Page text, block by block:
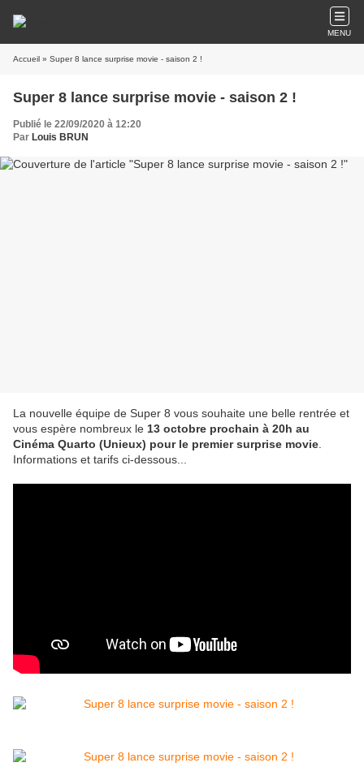
MENU
Accueil » Super 8 lance surprise movie - saison 2 !
Super 8 lance surprise movie - saison 2 !
Publié le 22/09/2020 à 12:20
Par Louis BRUN
La nouvelle équipe de Super 8 vous souhaite une belle rentrée et
vous espère nombreux le 13 octobre prochain à 20h au
Cinéma Quarto (Unieux) pour le premier surprise movie
Informations et tarifs ci-dessous...